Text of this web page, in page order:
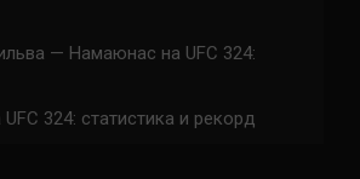
— Намаюнас на UFC 324:
324: статистика и рекорд